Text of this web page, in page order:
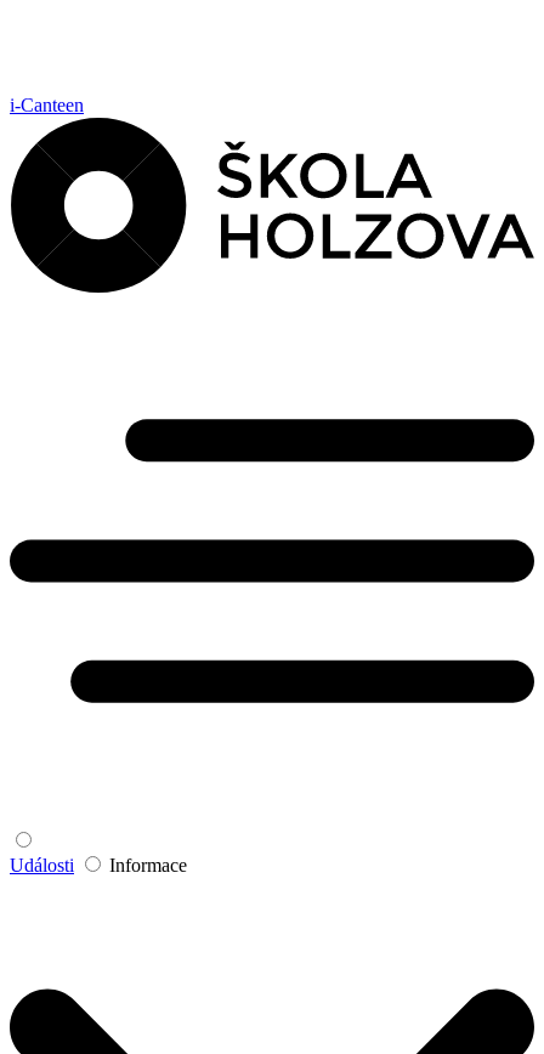
i-Canteen
Události Informace